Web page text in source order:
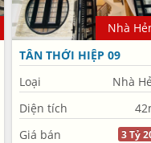
Nhà
TÂN THỚI HIỆP 09
Loại
Nhà
Diện tích
Giá bán 3 Tỷ